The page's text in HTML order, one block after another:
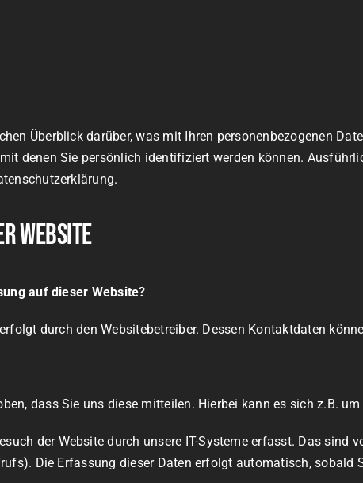
Überblick darüber, was mit Ihren personenbezogenen
denen Sie persönlich identifiziert werden können.
Website
auf dieser Website?
durch den Websitebetreiber. Dessen Kontaktdaten
dass Sie uns diese mitteilen. Hierbei kann es sich z.B.
der Website durch unsere IT-Systeme erfasst. Das sind
Die Erfassung dieser Daten erfolgt automatisch, sobald